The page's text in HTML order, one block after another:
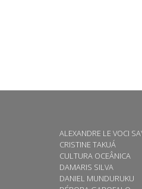
ALEXANDRE LE VOCI
CRISTINE TAKUÁ
CULTURA OCEÂNICA
DAMARIS SILVA
DANIEL MUNDURUKU